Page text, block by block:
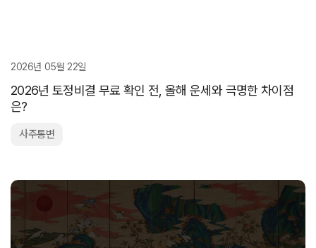
2026년 05월 22일
2026년 토정비결 무료 확인 전, 올해 운세와 극명한 차이점
은?
사주통변